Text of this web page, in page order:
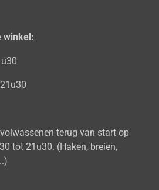
winkel:
terug van start op
tot 21u30. (Haken, breien,